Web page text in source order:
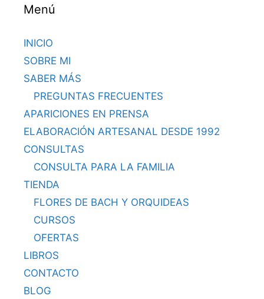
Menú
INICIO
SOBRE MI
SABER MÁS
PREGUNTAS FRECUENTES
APARICIONES EN PRENSA
ELABORACIÓN ARTESANAL DESDE 1992
CONSULTAS
CONSULTA PARA LA FAMILIA
TIENDA
FLORES DE BACH Y ORQUIDEAS
CURSOS
OFERTAS
LIBROS
CONTACTO
BLOG